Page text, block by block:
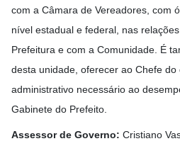
com a Câmara de Vereadores, com
nível estadual e federal, nas
Prefeitura e com a Comunidade. É
desta unidade, oferecer ao Chefe do
administrativo necessário ao
Gabinete do Prefeito.
Assessor de Governo: Cristiano